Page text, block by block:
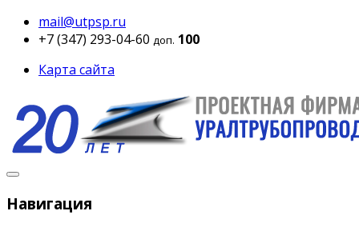
mail@utpsp.ru
+7 (347) 293-04-60 доп. 100
Карта сайта
Навигация